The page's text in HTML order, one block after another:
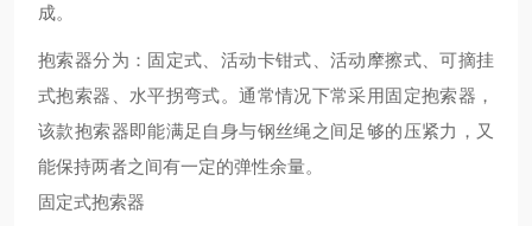
成。
抱索器分为：固定式、活动卡钳式、活动摩擦式、可摘挂
式抱索器、水平拐弯式。通常情况下常采用固定抱索器，
该款抱索器即能满足自身与钢丝绳之间足够的压紧力，又
能保持两者之间有一定的弹性余量。
固定式抱索器